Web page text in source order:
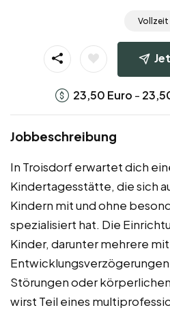
Vollzeit
23,50 Euro -
Jobbeschreibung
In Troisdorf erwartet dich
Kindertagesstätte, die sich
Kindern mit und ohne
spezialisiert hat. Die
Kinder, darunter mehrere mit
Störungen oder
wirst Teil eines